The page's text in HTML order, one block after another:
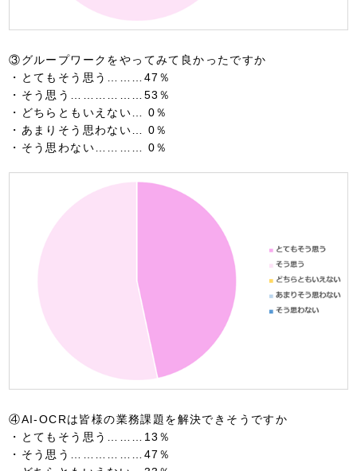
③グループワークをやってみて良かったですか
・とてもそう思う………47％
・そう思う………………53％
・どちらともいえない… 0％
・あまりそう思わない… 0％
・そう思わない………… 0％
④AI-OCRは皆様の業務課題を解決できそうですか
・とてもそう思う………13％
・そう思う………………47％